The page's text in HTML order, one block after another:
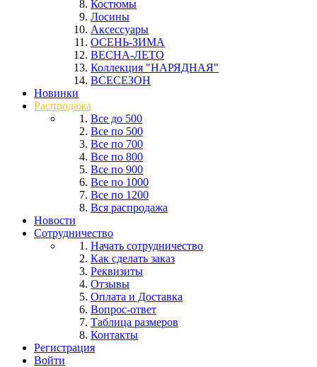
Костюмы
Лосины
Аксессуары
ОСЕНЬ-ЗИМА
ВЕСНА-ЛЕТО
Коллекция "НАРЯДНАЯ"
ВСЕСЕЗОН
Новинки
Распродажа
Все до 500
Все по 500
Все по 700
Все по 800
Все по 900
Все по 1000
Все по 1200
Вся распродажа
Новости
Сотрудничество
Начать сотрудничество
Как сделать заказ
Реквизиты
Отзывы
Оплата и Доставка
Вопрос-ответ
Таблица размеров
Контакты
Регистрация
Войти